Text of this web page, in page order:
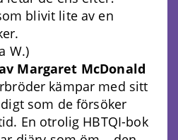
blivit lite av en
W.)
Margaret McDonald
kämpar med sitt
som de försöker
En otrolig HBTQI-bok